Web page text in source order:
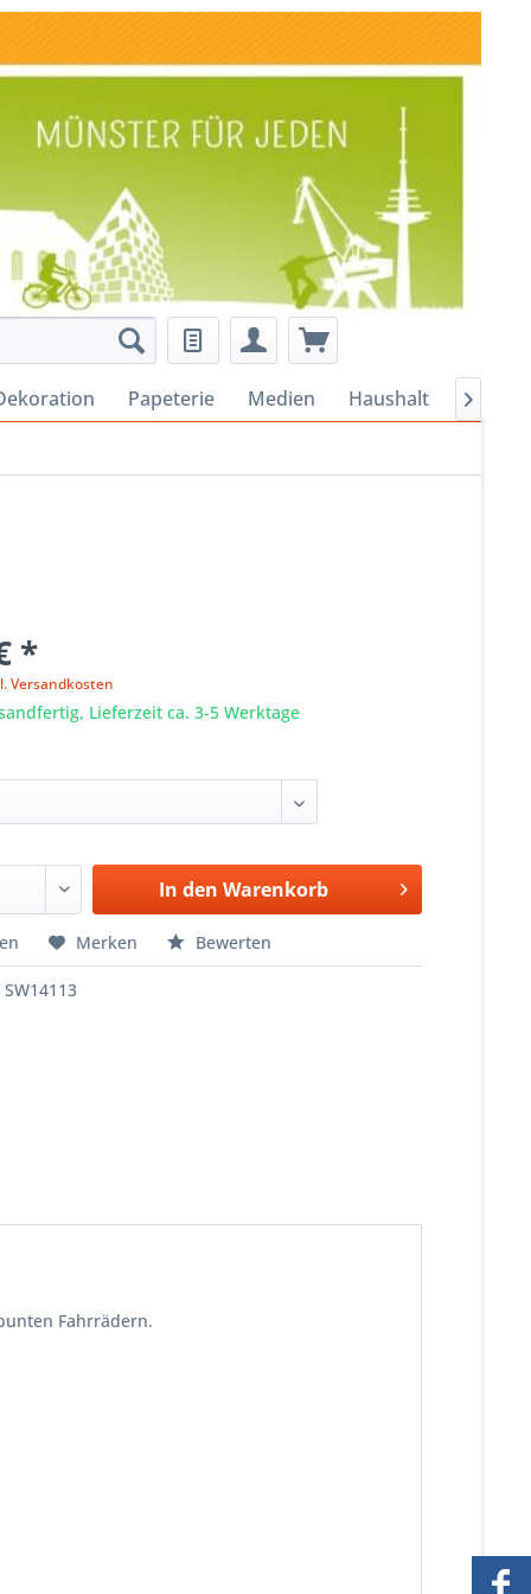
Papeterie Medien Haushalt Alles

*
Versandkosten
Lieferzeit ca. 3-5 Werktage
In den Warenkorb
Merken Bewerten
SW14113
Fahrrädern.